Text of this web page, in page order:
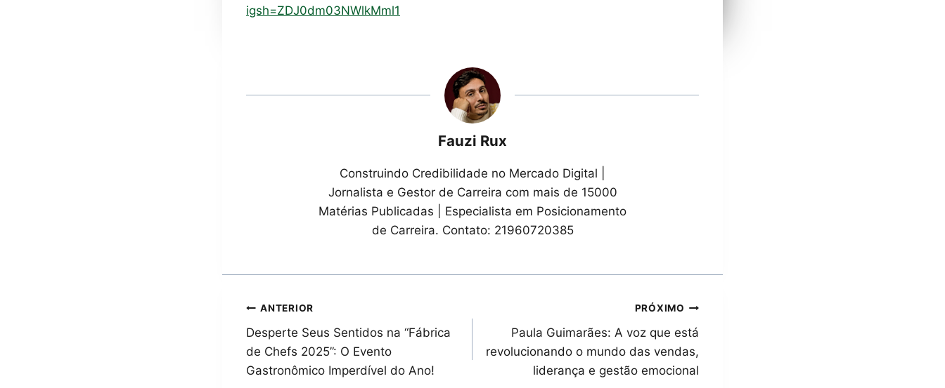
igsh=ZDJ0dm03NWlkMml1
Fauzi Rux
Construindo Credibilidade no Mercado Digital |
Jornalista e Gestor de Carreira com mais de 15000
Matérias Publicadas | Especialista em Posicionamento
de Carreira. Contato: 21960720385
Navegação
de
Post
ANTERIOR
Desperte Seus Sentidos na “Fábrica
de Chefs 2025”: O Evento
Gastronômico Imperdível do Ano!
PRÓXIMO
Paula Guimarães: A voz que está
revolucionando o mundo das vendas,
liderança e gestão emocional